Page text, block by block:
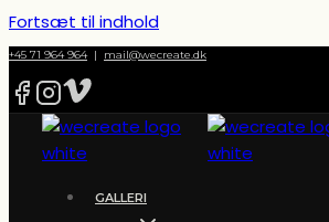
Fortsæt til indhold
+45 71 964 964| mail@wecreate.dk
GALLERI